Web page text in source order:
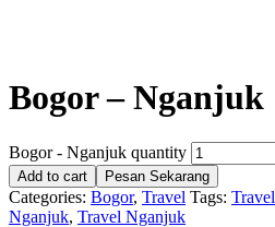
Bogor – Nganjuk
Bogor - Nganjuk quantity
Add to cart Pesan Sekarang
Categories: Bogor, Travel Tags: Travel
Nganjuk, Travel Nganjuk